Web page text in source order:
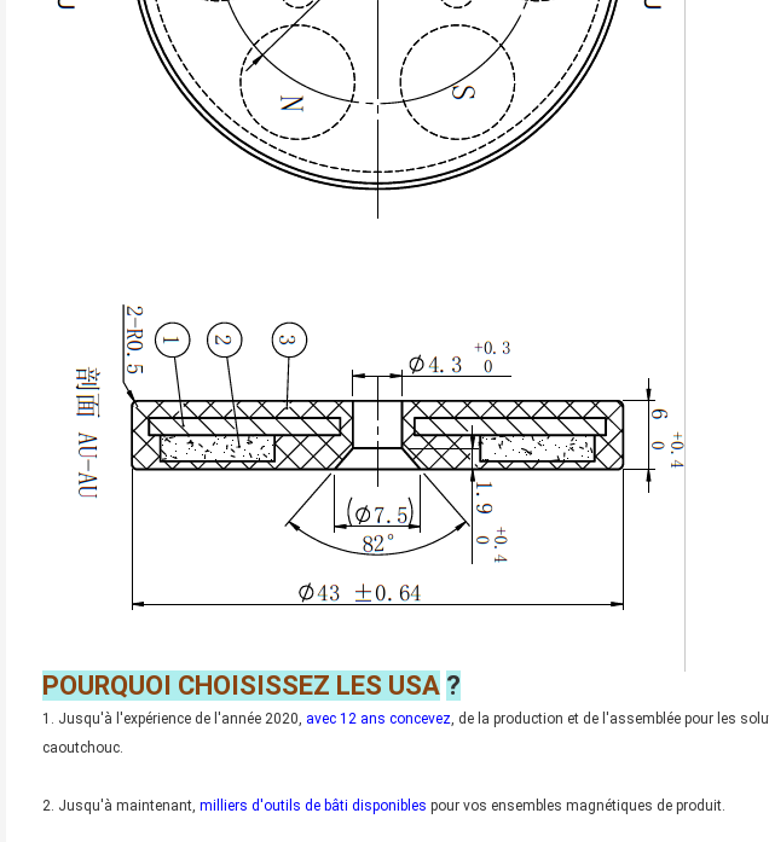
POURQUOI CHOISISSEZ LES USA ?
1. Jusqu'à l'expérience de l'année 2020, avec 12 ans concevez, de la production et de l'assemblée pour les
caoutchouc.
2. Jusqu'à maintenant, milliers d'outils de bâti disponibles pour vos ensembles magnétiques de produit.